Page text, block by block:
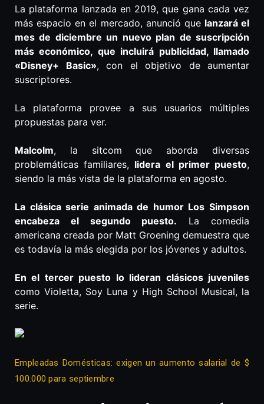
La plataforma lanzada en 2019, que gana cada vez
más espacio en el mercado, anunció que lanzará el
mes de diciembre un nuevo plan de suscripción
más económico, que incluirá publicidad, llamado
«Disney+ Basic», con el objetivo de aumentar
suscriptores.
La plataforma provee a sus usuarios múltiples
propuestas para ver.
Malcolm, la sitcom que aborda diversas
problemáticas familiares, lidera el primer puesto,
siendo la más vista de la plataforma en agosto.
La clásica serie animada de humor Los Simpson
encabeza el segundo puesto. La comedia
americana creada por Matt Groening demuestra que
es todavía la más elegida por los jóvenes y adultos.
En el tercer puesto lo lideran clásicos juveniles
como Violetta, Soy Luna y High School Musical, la
serie.
Empleadas Domésticas: exigen un aumento salarial de $
100.000 para septiembre